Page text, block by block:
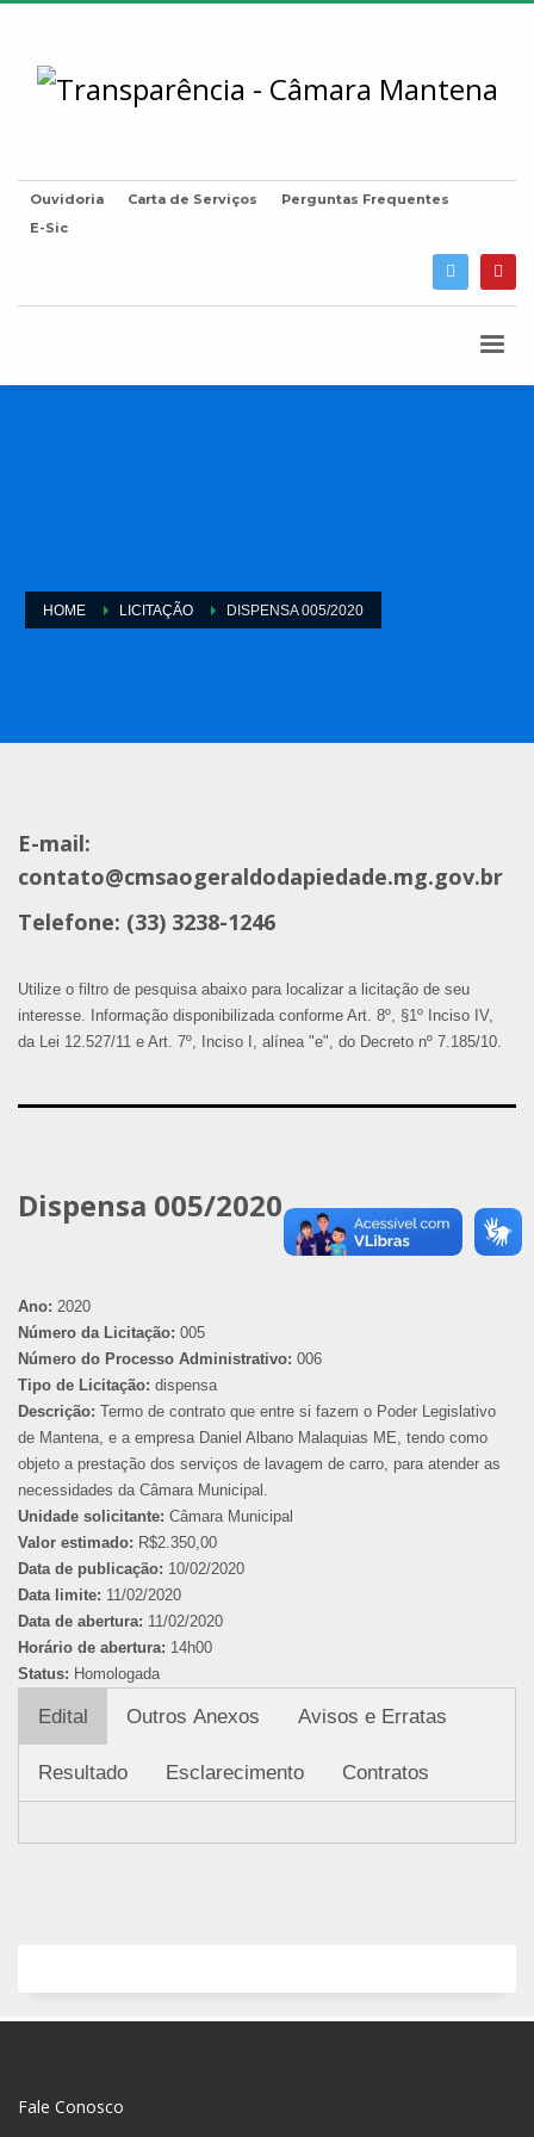
Ouvidoria Carta de Serviços
Perguntas Frequentes
E-Sic
HOME LICITAÇÃO DISPENSA 005/2020
E-mail:
contato@cmsaogeraldodapiedade.mg.gov.br
Telefone: (33) 3238-1246
Utilize o filtro de pesquisa abaixo para localizar a licitação de seu
interesse. Informação disponibilizada conforme Art. 8º, §1º Inciso IV,
da Lei 12.527/11 e Art. 7º, Inciso I, alínea "e", do Decreto nº 7.185/10.
Dispensa 005/2020
Ano: 2020
Número da Licitação: 005
Número do Processo Administrativo: 006
Tipo de Licitação: dispensa
Descrição: Termo de contrato que entre si fazem o Poder Legislativo
de Mantena, e a empresa Daniel Albano Malaquias ME, tendo como
objeto a prestação dos serviços de lavagem de carro, para atender as
necessidades da Câmara Municipal.
Unidade solicitante: Câmara Municipal
Valor estimado: R$2.350,00
Data de publicação: 10/02/2020
Data limite: 11/02/2020
Data de abertura: 11/02/2020
Horário de abertura: 14h00
Status: Homologada
Edital Outros Anexos Avisos e Erratas
Resultado Esclarecimento Contratos
Fale Conosco